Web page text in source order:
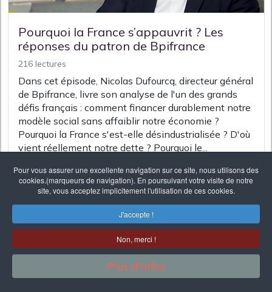
Pour vous assurer une excellente navigation sur ce site, nous utilisons des
cookies.(marqueurs de navigation). En poursuivant votre visite de notre
site, vous acceptez implicitement l'utilisation de ces cookies.
J'accepte !
Non, merci !
Plus d'infos
Pourquoi la France s’appauvrit ? Les
réponses du patron de Bpifrance
216 lectures
Dans cet épisode, Nicolas Dufourcq, directeur général
de Bpifrance, livre son analyse de l'un des grands
défis français : comment financer durablement notre
modèle social sans affaiblir notre économie ?
Pourquoi la France s'est-elle désindustrialisée ? D'où
vient réellement notre dette ? Pourquoi le...